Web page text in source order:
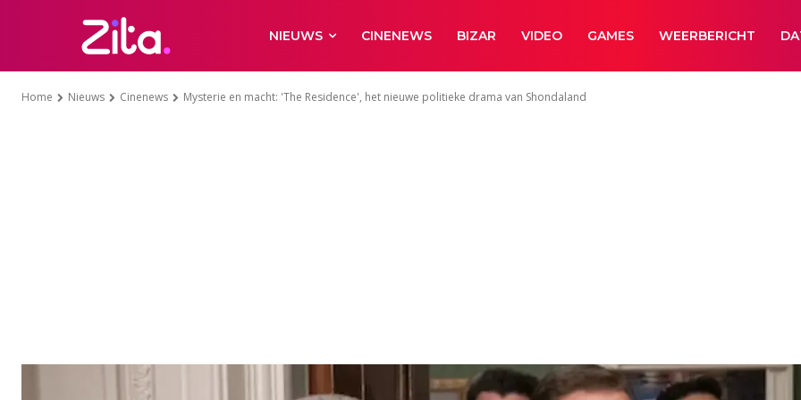
NIEUWS CINENEWS BIZAR VIDEO GAMES WEERBERICHT
Home Nieuws Cinenews Mysterie en macht: 'The Residence', het nieuwe politieke drama van Shondaland